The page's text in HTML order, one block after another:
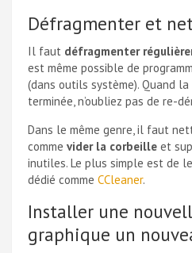
Défragmenter et
Il faut défragmenter
est même possible de
(dans outils système). Quand
terminée, n’oubliez pas de re-
Dans le même genre, il faut
comme vider la corbeille et
inutiles. Le plus simple est de
dédié comme CCleaner.
Installer une
graphique un